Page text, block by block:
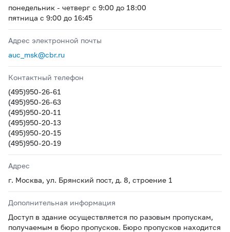
понедельник - четверг с 9:00 до 18:00
пятница с 9:00 до 16:45
Адрес электронной почты
auc_msk@cbr.ru
Контактный телефон
(495)950-26-61
(495)950-26-63
(495)950-20-11
(495)950-20-13
(495)950-20-15
(495)950-20-19
Адрес
г. Москва, ул. Брянский пост, д. 8, строение 1
Дополнительная информация
Доступ в здание осуществляется по разовым пропускам,
получаемым в бюро пропусков. Бюро пропусков находится